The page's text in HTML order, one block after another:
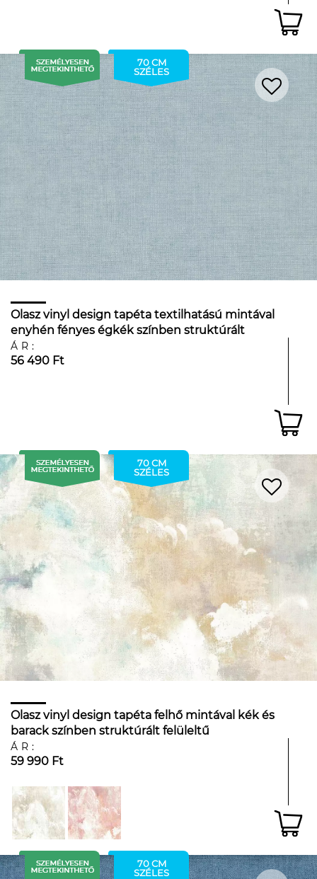
70 CM
SZÉLES
Olasz vinyl design tapéta textilhatású mintával
enyhén fényes égkék színben struktúrált
felüleltű
ÁR:
56 490 Ft
70 CM
SZÉLES
Olasz vinyl design tapéta felhő mintával kék és
barack színben struktúrált felüleltű
ÁR:
59 990 Ft
70 CM
SZÉLES